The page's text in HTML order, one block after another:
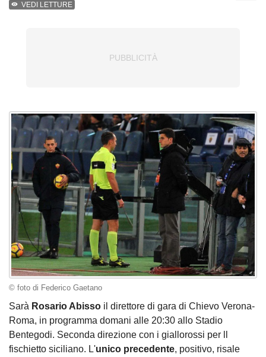
VEDI LETTURE
© foto di Federico Gaetano
Sarà Rosario Abisso il direttore di gara di Chievo Verona-
Roma, in programma domani alle 20:30 allo Stadio
Bentegodi. Seconda direzione con i giallorossi per ll
fischietto siciliano. L'unico precedente, positivo, risale